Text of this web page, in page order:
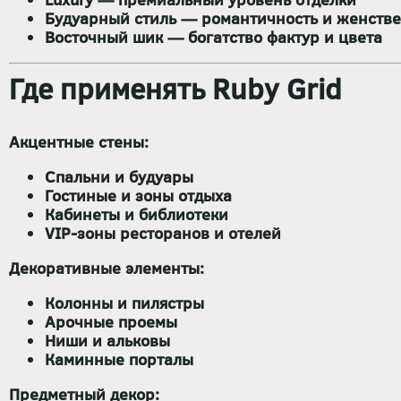
Будуарный стиль— романтичность и
Восточный шик— богатство фактур и цвета
Где применять Ruby Grid
Акцентные стены:
Спальни и будуары
Гостиные и зоны отдыха
Кабинеты и библиотеки
VIP-зоны ресторанов и отелей
Декоративные элементы:
Колонны и пилястры
Арочные проемы
Ниши и альковы
Каминные порталы
Предметный декор: